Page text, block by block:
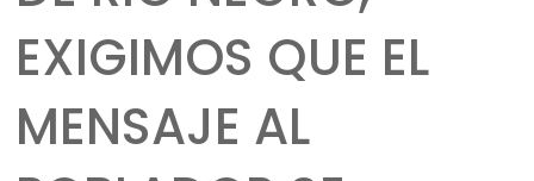
EXIGIMOS QUE EL
MENSAJE AL